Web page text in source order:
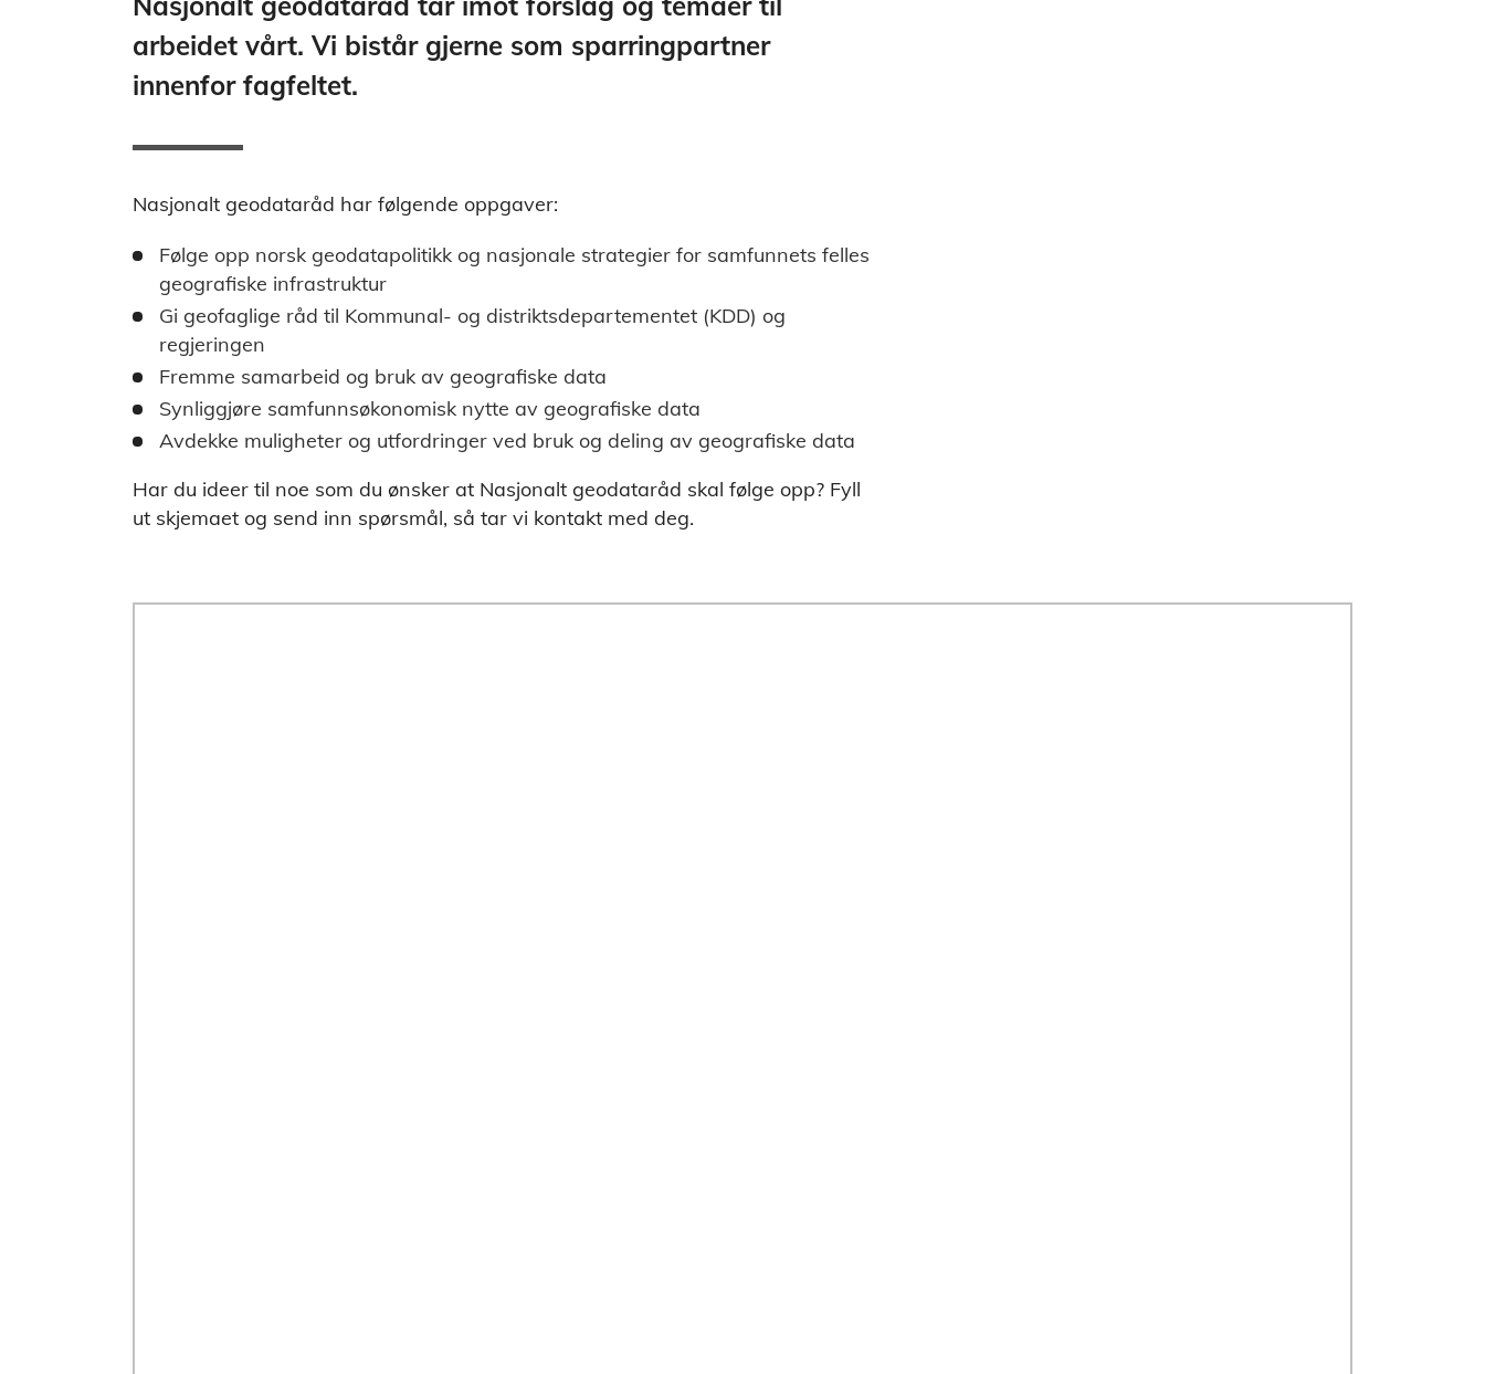
arbeidet vårt. Vi bistår gjerne som sparringpartner
innenfor fagfeltet.
Nasjonalt geodataråd har følgende oppgaver:
Følge opp norsk geodatapolitikk og nasjonale strategier for samfunnets felles
geografiske infrastruktur
Gi geofaglige råd til Kommunal- og distriktsdepartementet (KDD) og
regjeringen
Fremme samarbeid og bruk av geografiske data
Synliggjøre samfunnsøkonomisk nytte av geografiske data
Avdekke muligheter og utfordringer ved bruk og deling av geografiske data
Har du ideer til noe som du ønsker at Nasjonalt geodataråd skal følge opp? Fyll
ut skjemaet og send inn spørsmål, så tar vi kontakt med deg.